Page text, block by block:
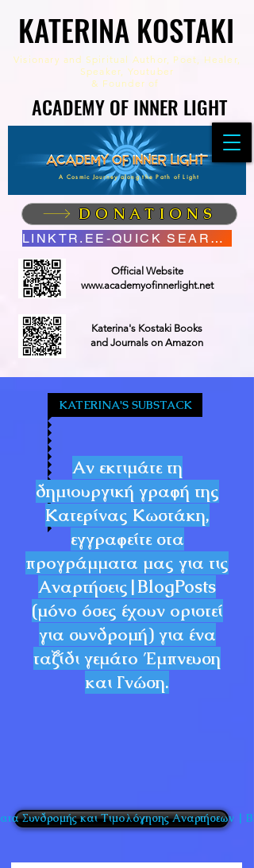
KATERINA KOSTAKI
KATERINA KOSTAKI
Visionary and Spiritual Author, Poet, Healer,
Speaker, Youtuber
& Founder of
ACADEMY OF INNER LIGHT
ACADEMY OF INNER LIGHT
A Cosmic Journey along the Path of Light
DONATIONS
LINKTR.EE-QUICK SEARCH
Official Website
www.academyofinnerlight.net
Katerina's Kostaki Books
and Journals on Amazon
KATERINA'S SUBSTACK
Αν εκτιμάτε τη
δημιουργική γραφή της
Κατερίνας Κωστάκη,
εγγραφείτε στα
προγράμματα μας για τις
Αναρτήσεις|BlogPosts
(μόνο όσες έχουν οριστεί
για συνδρομή) για ένα
ταξίδι γεμάτο Έμπνευση
και Γνώση.
Συνδρομής και Τιμολόγησης Αναρτήσεων |